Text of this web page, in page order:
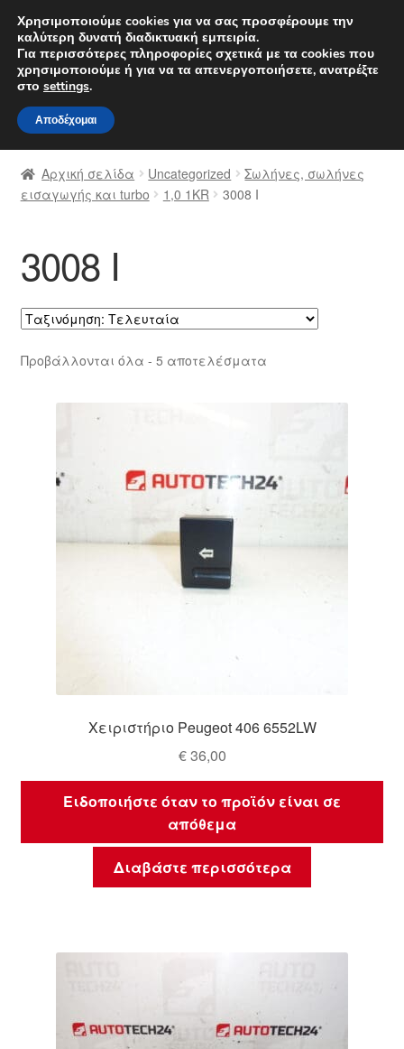
ΑΠΟΣΤΟΛΗ από 7 EUR
Δευτέρα-Παρ. 9 π.μ. - 4 μ.μ.
Απευθείας
μετάβαση
στην
πλοήγηση
Μετάβαση
σε
περιεχόμενο
Αρχική
Διαδικασία Παραπόνων
Καροτσάκι
Μεταφορά
Ολοκλήρωση αγοράς
Οροι και Προϋποθέσεις
Παγκόσμια αποστολή
Αρχική σελίδα Uncategorized
Σωλήνες, σωλήνες
εισαγωγής και turbo
1,0 1KR 3008 Ι
3008 Ι
Προβάλλονται όλα - 5 αποτελέσματαSorted
Χειριστήριο Peugeot 406 6552LW
€36,00
Ειδοποιήστε όταν το προϊόν είναι σε
απόθεμα
Διαβάστε περισσότερα
Χρησιμοποιούμε cookies για να σας προσφέρουμε την
καλύτερη δυνατή διαδικτυακή εμπειρία.
Για περισσότερες πληροφορίες σχετικά με τα cookies που
χρησιμοποιούμε ή για να τα απενεργοποιήσετε, ανατρέξτε
στο settings.
Αποδέχομαι